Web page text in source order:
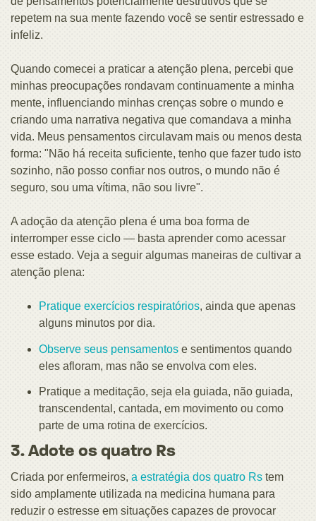
repetem na sua mente fazendo você se sentir estressado e
infeliz.
Quando comecei a praticar a atenção plena, percebi que
minhas preocupações rondavam continuamente a minha
mente, influenciando minhas crenças sobre o mundo e
criando uma narrativa negativa que comandava a minha
vida. Meus pensamentos circulavam mais ou menos desta
forma: "Não há receita suficiente, tenho que fazer tudo isto
sozinho, não posso confiar nos outros, o mundo não é
seguro, sou uma vítima, não sou livre".
A adoção da atenção plena é uma boa forma de
interromper esse ciclo — basta aprender como acessar
esse estado. Veja a seguir algumas maneiras de cultivar a
atenção plena:
Pratique exercícios respiratórios, ainda que apenas
alguns minutos por dia.
Observe seus pensamentos e sentimentos quando
eles afloram, mas não se envolva com eles.
Pratique a meditação, seja ela guiada, não guiada,
transcendental, cantada, em movimento ou como
parte de uma rotina de exercícios.
3. Adote os quatro Rs
Criada por enfermeiros, a estratégia dos quatro Rs tem
sido amplamente utilizada na medicina humana para
reduzir o estresse em situações capazes de provocar